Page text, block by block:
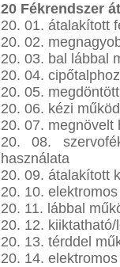
20 Fékrendszer
20. 01. átalakított
20. 02.
20. 03. bal lábbal
20. 04.
20. 05.
20. 06. kézi
20. 07. megnövelt
20. 08.
használata
20. 09. átalakított
20. 10.
20. 11. lábbal
20. 12.
20. 13. térddel
20. 14.